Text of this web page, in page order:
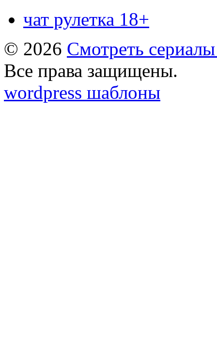
чат рулетка 18+
© 2026 Смотреть
Все права защищены.
wordpress шаблоны